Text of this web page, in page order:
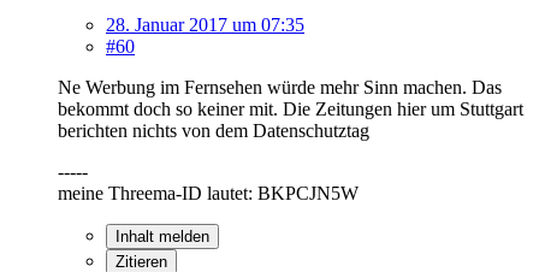
28. Januar 2017 um 07:35
#60
Ne Werbung im Fernsehen würde mehr Sinn machen. Das
bekommt doch so keiner mit. Die Zeitungen hier um Stuttgart
berichten nichts von dem Datenschutztag
-----
meine Threema-ID lautet: BKPCJN5W
Inhalt melden
Zitieren